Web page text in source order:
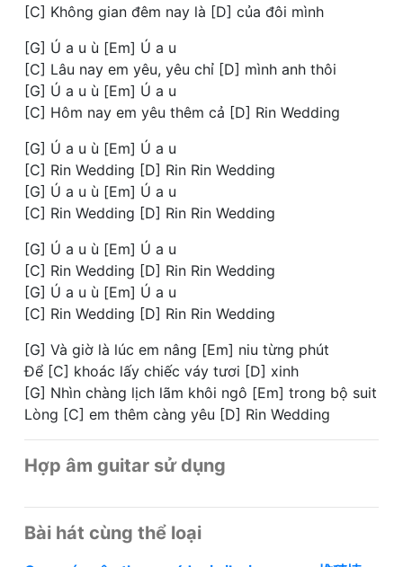
[C] Không gian đêm nay là [D] của đôi mình
[G] Ú a u ù [Em] Ú a u
[C] Lâu nay em yêu, yêu chỉ [D] mình anh thôi
[G] Ú a u ù [Em] Ú a u
[C] Hôm nay em yêu thêm cả [D] Rin Wedding
[G] Ú a u ù [Em] Ú a u
[C] Rin Wedding [D] Rin Rin Wedding
[G] Ú a u ù [Em] Ú a u
[C] Rin Wedding [D] Rin Rin Wedding
[G] Ú a u ù [Em] Ú a u
[C] Rin Wedding [D] Rin Rin Wedding
[G] Ú a u ù [Em] Ú a u
[C] Rin Wedding [D] Rin Rin Wedding
[G] Và giờ là lúc em nâng [Em] niu từng phút
Để [C] khoác lấy chiếc váy tươi [D] xinh
[G] Nhìn chàng lịch lãm khôi ngô [Em] trong bộ suit
Lòng [C] em thêm càng yêu [D] Rin Wedding
Hợp âm guitar sử dụng
Bài hát cùng thể loại